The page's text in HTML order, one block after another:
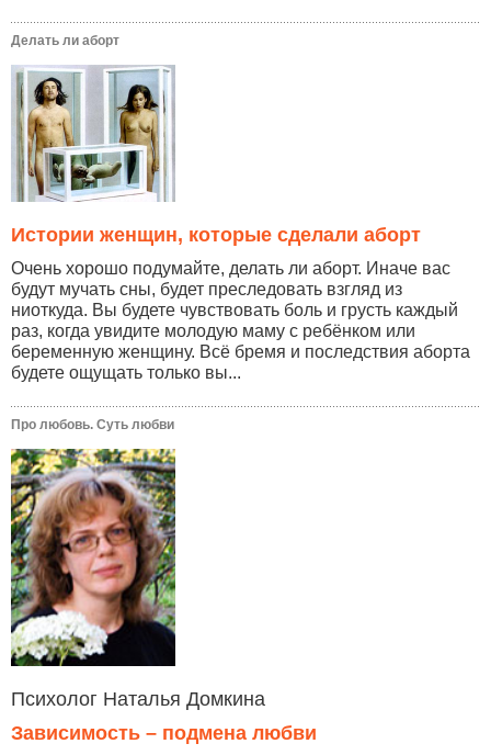
Делать ли аборт
Истории женщин, которые сделали аборт
Очень хорошо подумайте, делать ли аборт. Иначе вас
будут мучать сны, будет преследовать взгляд из
ниоткуда. Вы будете чувствовать боль и грусть каждый
раз, когда увидите молодую маму с ребёнком или
беременную женщину. Всё бремя и последствия аборта
будете ощущать только вы...
Про любовь. Суть любви
Психолог Наталья Домкина
Зависимость – подмена любви